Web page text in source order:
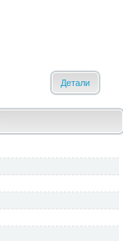
Детали